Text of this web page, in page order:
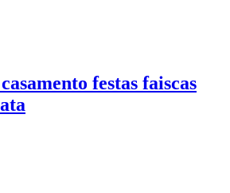
festas faiscas